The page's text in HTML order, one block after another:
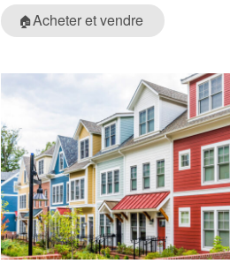
🏠Acheter et vendre